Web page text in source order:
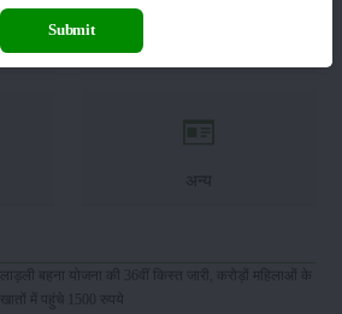
अन्य
लाड़ली बहना योजना की 36वीं किस्त जारी, करोड़ों महिलाओं के
खातों में पहुंचे 1500 रुपये
Submit